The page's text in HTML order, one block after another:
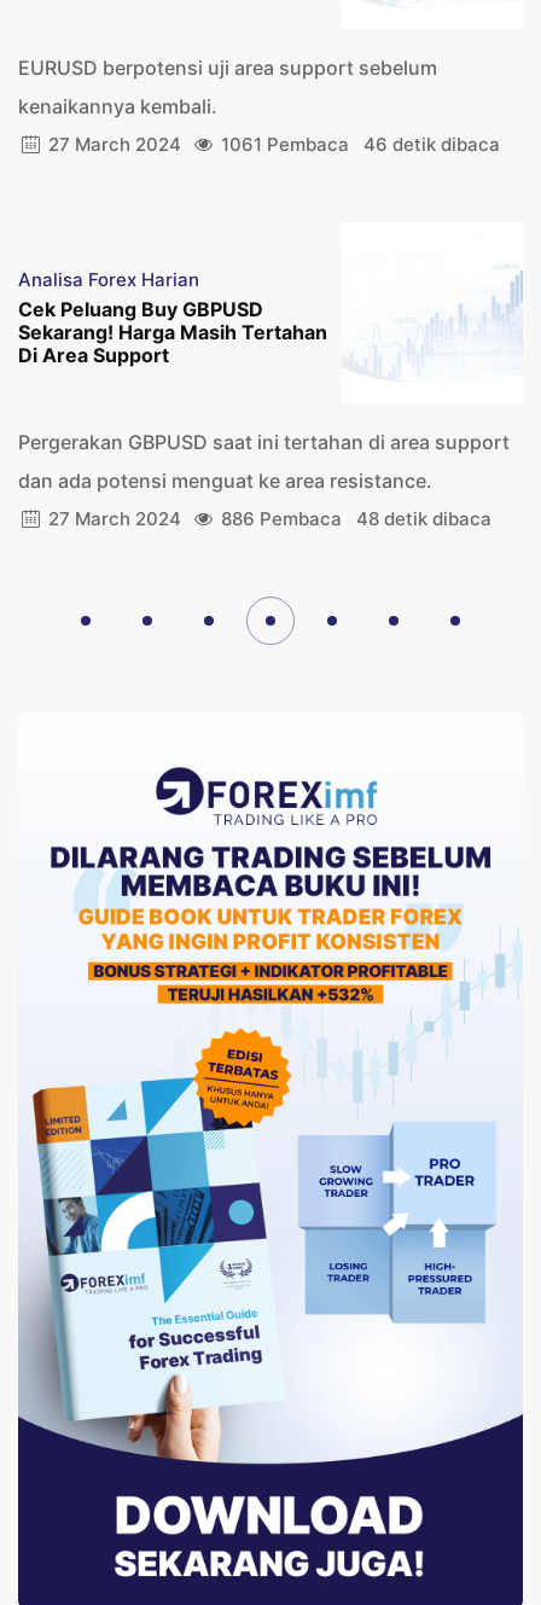
EURUSD berpotensi uji area support sebelum
kenaikannya kembali.
27 March 2024 1061 Pembaca 46 detik dibaca
Analisa Forex Harian
Cek Peluang Buy GBPUSD
Sekarang! Harga Masih Tertahan
Di Area Support
Pergerakan GBPUSD saat ini tertahan di area support
dan ada potensi menguat ke area resistance.
27 March 2024 886 Pembaca 48 detik dibaca